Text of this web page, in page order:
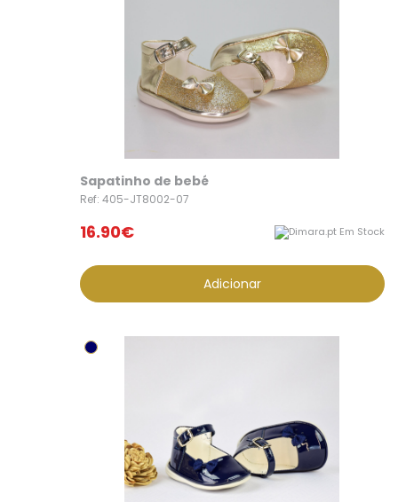
Sapatinho de bebé
Ref: 405-JT8002-07
16.90€ Em Stock
Adicionar